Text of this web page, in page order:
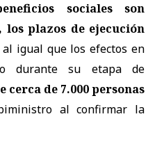
sociales son
los plazos de ejecución
al igual que los efectos en
durante su etapa de
cerca de 7.000 personas
al confirmar la